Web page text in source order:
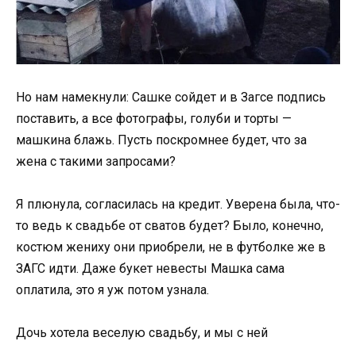
Но нам намекнули: Сашке сойдет и в Загсе подпись
поставить, а все фотографы, голуби и торты —
машкина блажь. Пусть поскромнее будет, что за
жена с такими запросами?
Я плюнула, согласилась на кредит. Уверена была, что-
то ведь к свадьбе от сватов будет? Было, конечно,
костюм жениху они приобрели, не в футболке же в
ЗАГС идти. Даже букет невесты Машка сама
оплатила, это я уж потом узнала.
Дочь хотела веселую свадьбу, и мы с ней